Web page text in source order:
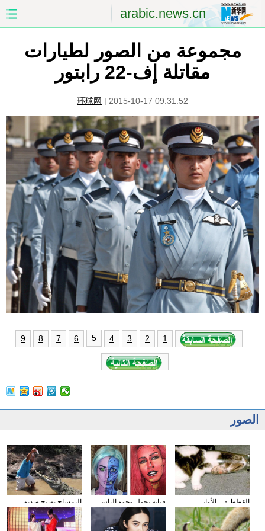
arabic.news.cn
الصفحة الأولى
الشرق الأوسط العالم
الاقتصاد
العلوم والصحة الثقافة والتعليم
الرياضة السياحة والبيئة
مؤتمر صحفى للخارجية الصور
مجموعة من الصور لطيارات
مقاتلة إف-22 رابتور
环球网 | 2015-10-17 09:31:52
1
2
3
4
5
6
7
8
9
الصور
التمساح يصبح صديق
الناس في كوستا ريكا
فنانة تحول وجوه الناس
إلى الشخصيات الكرتونية
باستخدام الماكياج
القطط في الأواني
الزجاجية